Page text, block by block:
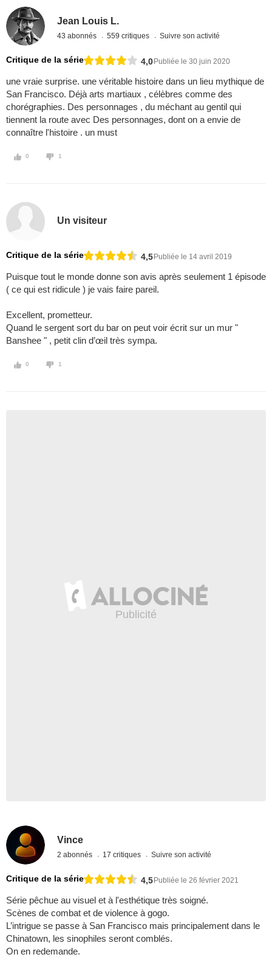
Jean Louis L.
43 abonnés 559 critiques Suivre son activité
Critique de la série 4,0Publiée le 30 juin 2020
une vraie surprise. une véritable histoire dans un lieu mythique de
San Francisco. Déjà arts martiaux , célèbres comme des
chorégraphies. Des personnages , du méchant au gentil qui
tiennent la route avec Des personnages, dont on a envie de
connaître l'histoire . un must
0 1
Un visiteur
Critique de la série 4,5Publiée le 14 avril 2019
Puisque tout le monde donne son avis après seulement 1 épisode
( ce qui est ridicule ) je vais faire pareil.
Excellent, prometteur.
Quand le sergent sort du bar on peut voir écrit sur un mur "
Banshee " , petit clin d’œil très sympa.
0 1
Vince
2 abonnés 17 critiques Suivre son activité
Critique de la série 4,5Publiée le 26 février 2021
Série pêchue au visuel et à l'esthétique très soigné.
Scènes de combat et de violence à gogo.
L’intrigue se passe à San Francisco mais principalement dans le
Chinatown, les sinophiles seront comblés.
On en redemande.